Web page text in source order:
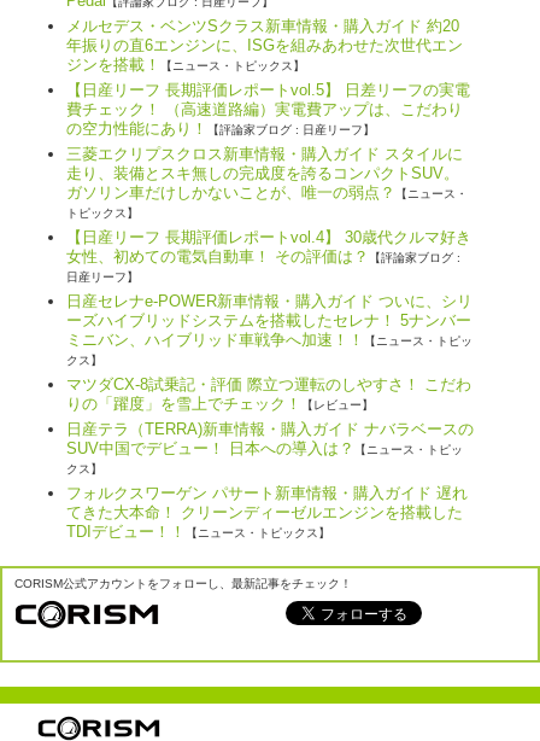
メルセデス・ベンツSクラス新車情報・購入ガイド 約20
年振りの直6エンジンに、ISGを組みあわせた次世代エン
ジンを搭載！
【ニュース・トピックス】
【日産リーフ 長期評価レポートvol.5】 日差リーフの実電
費チェック！ （高速道路編）実電費アップは、こだわり
の空力性能にあり！
【評論家ブログ : 日産リーフ】
三菱エクリプスクロス新車情報・購入ガイド スタイルに
走り、装備とスキ無しの完成度を誇るコンパクトSUV。
ガソリン車だけしかないことが、唯一の弱点？
【ニュース・
トピックス】
【日産リーフ 長期評価レポートvol.4】 30歳代クルマ好き
女性、初めての電気自動車！ その評価は？
【評論家ブログ :
日産リーフ】
日産セレナe-POWER新車情報・購入ガイド ついに、シリ
ーズハイブリッドシステムを搭載したセレナ！ 5ナンバー
ミニバン、ハイブリッド車戦争へ加速！！
【ニュース・トピッ
クス】
マツダCX-8試乗記・評価 際立つ運転のしやすさ！ こだわ
りの「躍度」を雪上でチェック！
【レビュー】
日産テラ（TERRA)新車情報・購入ガイド ナバラベースの
SUV中国でデビュー！ 日本への導入は？
【ニュース・トピッ
クス】
フォルクスワーゲン パサート新車情報・購入ガイド 遅れ
てきた大本命！ クリーンディーゼルエンジンを搭載した
TDIデビュー！！
【ニュース・トピックス】
CORISM公式アカウントをフォローし、最新記事をチェック！